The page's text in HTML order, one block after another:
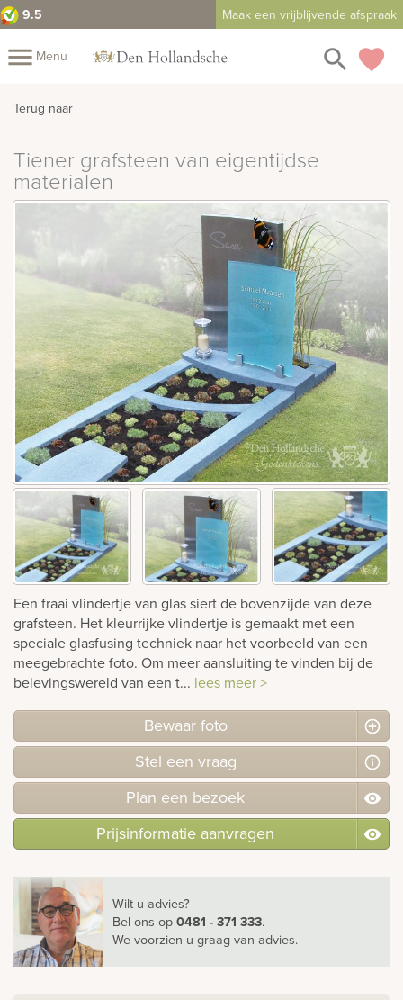
9.5 Maak een vrijblijvende afspraak
menu Menu favorite
search
close
Assortiment
Fotoboek
Informatie
Prijzen
Over
Contact
Bekijk
ook:
Terug naar
Tiener grafsteen van eigentijdse
materialen
Een fraai vlindertje van glas siert de bovenzijde van deze
grafsteen. Het kleurrijke vlindertje is gemaakt met een
speciale glasfusing techniek naar het voorbeeld van een
meegebrachte foto. Om meer aansluiting te vinden bij de
belevingswereld van een t... lees meer >
Bewaar foto
Stel een vraag
Plan een bezoek
Prijsinformatie aanvragen
Wilt u advies?
Bel ons op0481 - 371 333.
We voorzien u graag van advies.